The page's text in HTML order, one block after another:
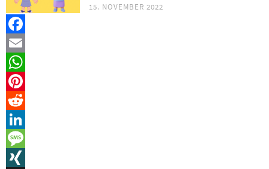
15. NOVEMBER 2022
Facebook
Email
WhatsApp
Pinterest
Reddit
LinkedIn
Message